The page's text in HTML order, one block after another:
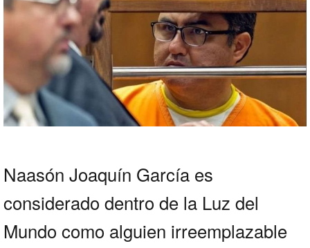
Naasón Joaquín García es
considerado dentro de la Luz del
Mundo como alguien irreemplazable